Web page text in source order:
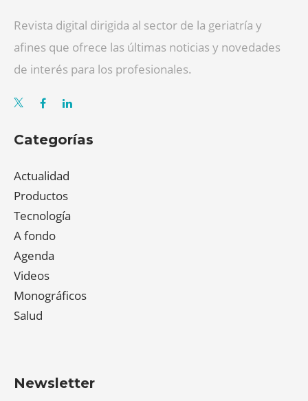
Revista digital dirigida al sector de la geriatría y
afines que ofrece las últimas noticias y novedades
de interés para los profesionales.
Categorías
Actualidad
Productos
Tecnología
A fondo
Agenda
Videos
Monográficos
Salud
Newsletter